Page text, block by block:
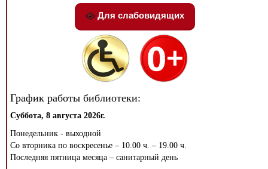
Для слабовидящих
График работы библиотеки:
Суббота, 8 августа 2026г.
Понедельник - выходной
Со вторника по воскресенье – 10.00 ч. – 19.00 ч.
Последняя пятница месяца – санитарный день